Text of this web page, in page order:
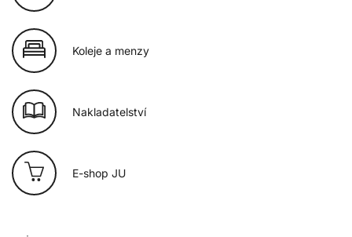
Koleje a menzy
Nakladatelství
E-shop JU